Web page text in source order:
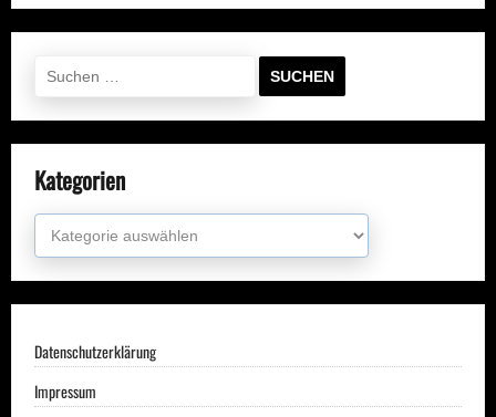
nach:
Kategorien
Kategorien
Datenschutzerklärung
Impressum